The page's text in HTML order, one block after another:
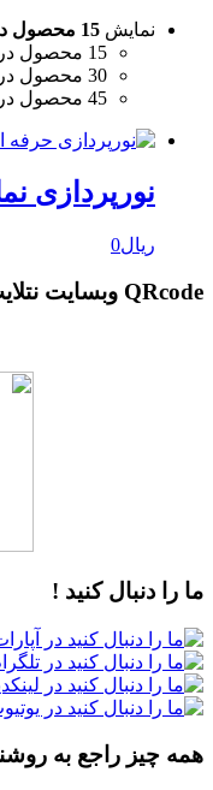
نمایش 15 محصول در هر صفحه
15 محصول در هر صفحه
30 محصول در هر صفحه
45 محصول در هر صفحه
نورپردازی
ریال0
QRcode وبسایت نتلایت
ما را دنبال کنید !
همه چیز راجع به